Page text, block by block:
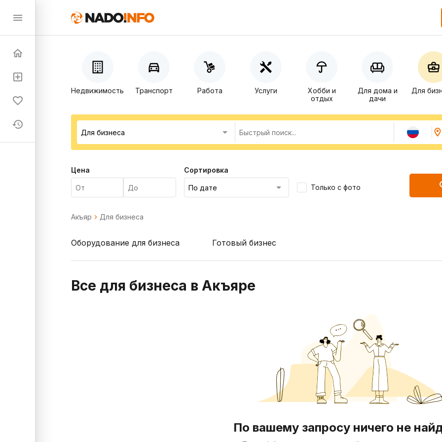
Недвижимость Транспорт Работа Услуги
Хобби и
отдых
Для дома и
дачи
Для
Цена Сортировка
Только с фото
Акъяр Для бизнеса
Оборудование для бизнеса Готовый бизнес
Все для бизнеса в Акъяре
По вашему запросу ничего не